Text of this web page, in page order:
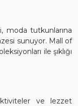
moda tutkunlarına
sunuyor. Mall of
ile şıklığı
ve lezzet